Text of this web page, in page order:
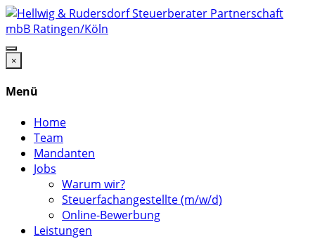
×
Menü
Home
Team
Mandanten
Jobs
Warum wir?
Steuerfachangestellte (m/w/d)
Online-Bewerbung
Leistungen